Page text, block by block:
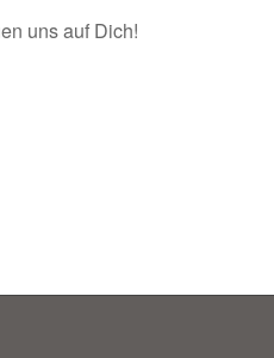
uns auf Dich!